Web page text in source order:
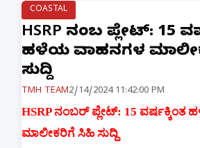
COASTAL
HSRP ನಂಬರ್ ಪ್ಲೇಟ್‌: 15
ಹಳೆಯ ವಾಹನಗಳ
ಸುದ್ದಿ
TMH TEAM2/14/2024 11:42:00 PM
HSRP ನಂಬರ್ ಪ್ಲೇಟ್‌: 15
ಮಾಲೀಕರಿಗೆ ಸಿಹಿ ಸುದ್ದಿ